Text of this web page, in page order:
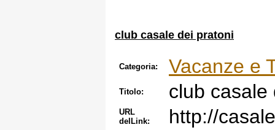
club casale dei pratoni
Categoria: Vacanze e
Titolo: club casale
URL
delLink:
http://